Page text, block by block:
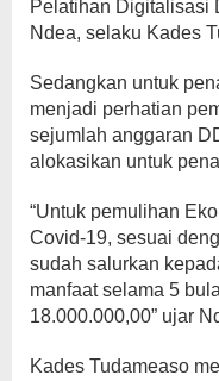
Pelatihan Digitalisasi
Ndea, selaku Kades
Sedangkan untuk
menjadi perhatian
sejumlah anggaran
alokasikan untuk
“Untuk pemulihan
Covid-19, sesuai
sudah salurkan
manfaat selama 5
18.000.000,00” ujar
Kades Tudameaso